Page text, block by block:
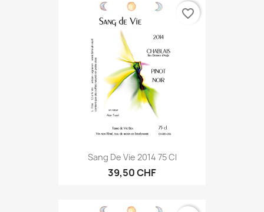
Sang De Vie 2014 75 Cl
39,50 CHF
favorite_border